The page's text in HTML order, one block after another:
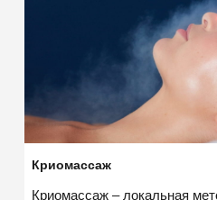
Криомассаж
Криомассаж – локальная